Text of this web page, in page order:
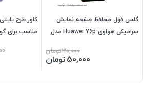
گلس فول محافظ صفحه نمایش
سرامیکی هواوی Huawei Y6p مدل
30,000تومان
50,000تومان
کاور طرح
مناسب برای